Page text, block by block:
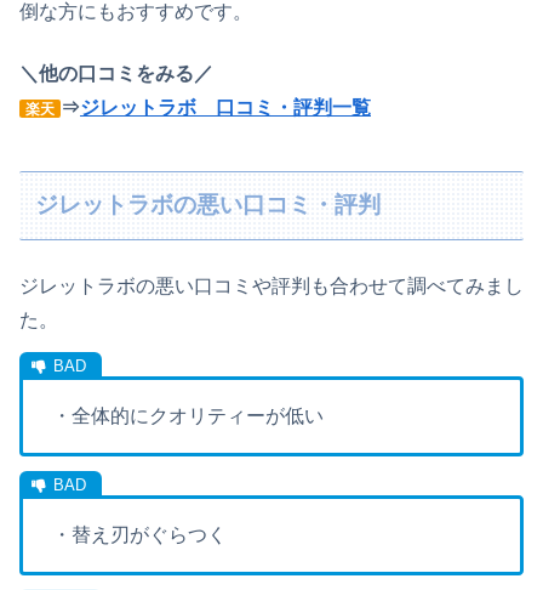
倒な方にもおすすめです。
＼他の口コミをみる／
楽天 ⇒ジレットラボ 口コミ・評判一覧
ジレットラボの悪い口コミ・評判
ジレットラボの悪い口コミや評判も合わせて調べてみまし
た。
・全体的にクオリティーが低い
・替え刃がぐらつく